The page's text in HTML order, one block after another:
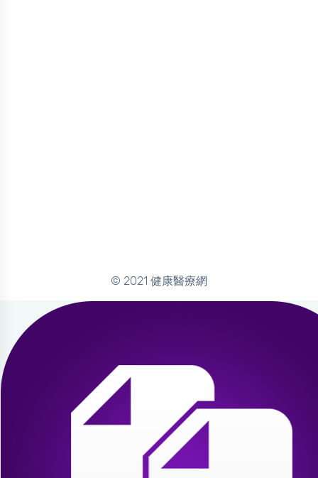
© 2021 健康醫療網